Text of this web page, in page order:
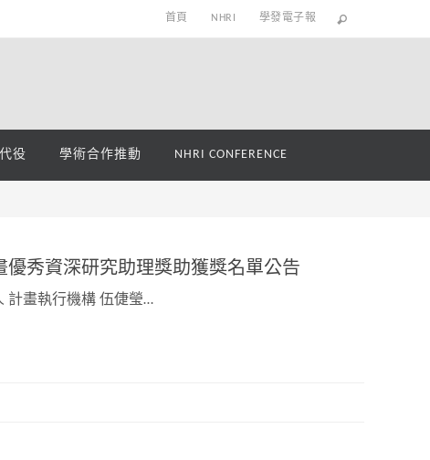
首頁 NHRI 學發電子報
役 學術合作推動 NHRI CONFERENCE
秀資深研究助理獎助獲獎名單公告
計畫執行機構 伍倢瑩…